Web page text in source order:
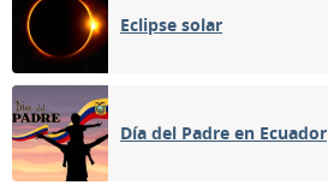
Eclipse solar
Día del Padre en Ecuador